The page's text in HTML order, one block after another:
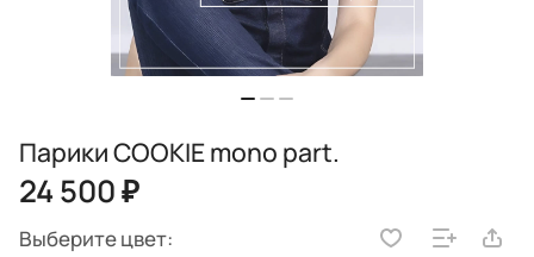
Парики COOKIE mono part.
24 500 ₽
Выберите цвет: